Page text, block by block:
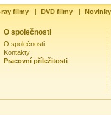
filmy | DVD filmy |
O společnosti
O společnosti
Kontakty
Pracovní příležitosti